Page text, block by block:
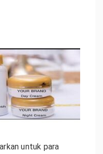
untuk para